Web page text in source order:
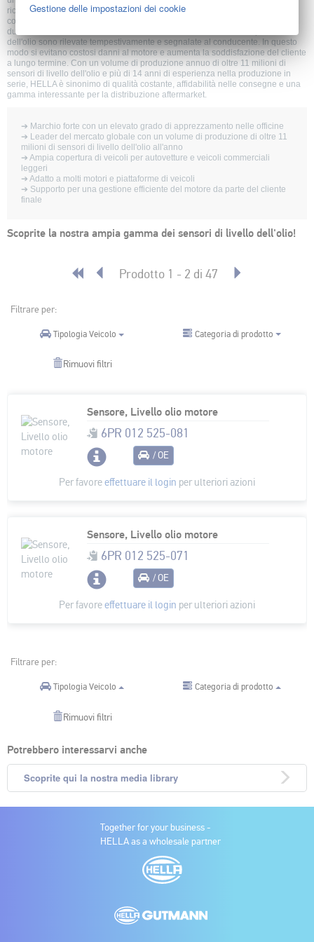
ricambi. Grazie all'innovativa tecnologia a ultrasuoni, i sensori misurano
continuamente il livello dell'olio, sia in funzionamento statico che dinamico
durante la marcia. Condizioni critiche come bassi livelli o alte temperature
dell'olio sono rilevate tempestivamente e segnalate al conducente. In questo
modo si evitano costosi danni al motore e aumenta la soddisfazione del cliente
a lungo termine. Con un volume di produzione annuo di oltre 11 milioni di
sensori di livello dell'olio e più di 14 anni di esperienza nella produzione in
serie, HELLA è sinonimo di qualità costante, affidabilità nelle consegne e una
gamma interessante per la distribuzione aftermarket.
➔ Marchio forte con un elevato grado di apprezzamento nelle officine
➔ Leader del mercato globale con un volume di produzione di oltre 11
milioni di sensori di livello dell'olio all'anno
➔ Ampia copertura di veicoli per autovetture e veicoli commerciali
leggeri
➔ Adatto a molti motori e piattaforme di veicoli
➔ Supporto per una gestione efficiente del motore da parte del cliente
finale
Scoprite la nostra ampia gamma dei sensori di livello dell'olio!
Prodotto 1 - 2 di 47
Filtrare per:
Tipologia Veicolo Categoria di prodotto
Rimuovi filtri
Sensore, Livello olio motore
6PR 012 525-081
/ OE
Per favoreeffettuare il login per ulteriori azioni
Sensore, Livello olio motore
6PR 012 525-071
/ OE
Per favoreeffettuare il login per ulteriori azioni
Filtrare per:
Tipologia Veicolo Categoria di prodotto
Rimuovi filtri
Potrebbero interessarvi anche
Scoprite qui la nostra media library
Together for your business -
HELLA as a wholesale partner
Gestione delle impostazioni dei cookie